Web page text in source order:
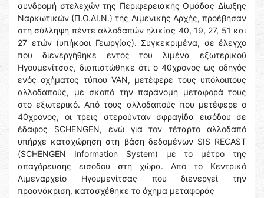
συνδρομή στελεχών της Περιφερειακής Ομάδας Δίωξης
Ναρκωτικών (Π.Ο.ΔΙ.Ν.) της Λιμενικής Αρχής, προέβησαν
στη σύλληψη πέντε αλλοδαπών ηλικίας 40, 19, 27, 51 και
27 ετών (υπήκοοι Γεωργίας). Συγκεκριμένα, σε έλεγχο
που διενεργήθηκε εντός του λιμένα εξωτερικού
Ηγουμενίτσας, διαπιστώθηκε ότι ο 40χρονος ως οδηγός
ενός οχήματος τύπου VAN, μετέφερε τους υπόλοιπους
αλλοδαπούς, με σκοπό την παράνομη μεταφορά τους
στο εξωτερικό. Από τους αλλοδαπούς που μετέφερε ο
40χρονος, οι τρεις στερούνταν σφραγίδα εισόδου σε
έδαφος SCHENGEN, ενώ για τον τέταρτο αλλοδαπό
υπήρχε καταχώρηση στη βάση δεδομένων SIS RECAST
(SCHENGEN Information System) με το μέτρο της
απαγόρευσης εισόδου στη χώρα. Από το Κεντρικό
Λιμεναρχείο Ηγουμενίτσας που διενεργεί την
προανάκριση, κατασχέθηκε το όχημα μεταφοράς